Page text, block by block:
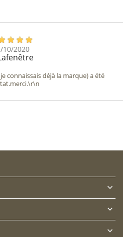
10/2020
connaissais déjà la marque) a été


